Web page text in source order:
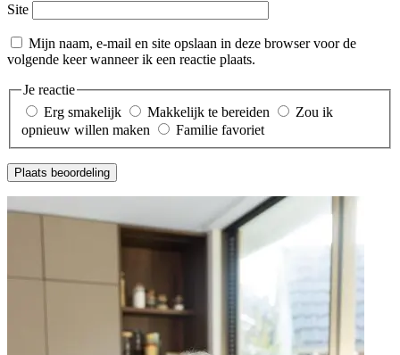
Site
Mijn naam, e-mail en site opslaan in deze browser voor de
volgende keer wanneer ik een reactie plaats.
Je reactie
Erg smakelijk
Makkelijk te bereiden
Zou ik
opnieuw willen maken
Familie favoriet
Plaats beoordeling